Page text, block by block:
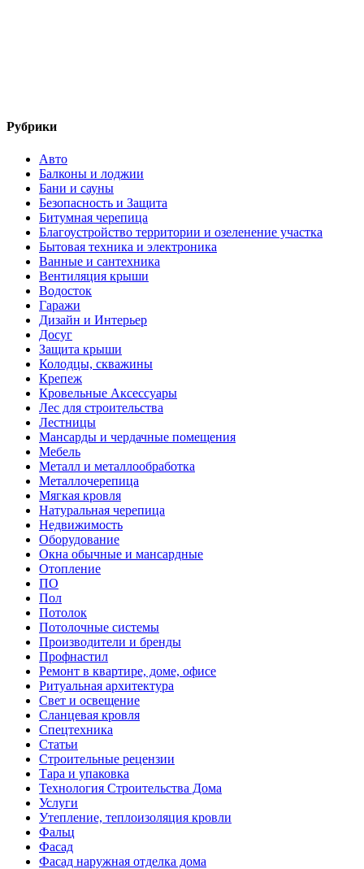
Рубрики
Авто
Балконы и лоджии
Бани и сауны
Безопасность и Защита
Битумная черепица
Благоустройство территории и озеленение участка
Бытовая техника и электроника
Ванные и сантехника
Вентиляция крыши
Водосток
Гаражи
Дизайн и Интерьер
Досуг
Защита крыши
Колодцы, скважины
Крепеж
Кровельные Аксессуары
Лес для строительства
Лестницы
Мансарды и чердачные помещения
Мебель
Металл и металлообработка
Металлочерепица
Мягкая кровля
Натуральная черепица
Недвижимость
Оборудование
Окна обычные и мансардные
Отопление
ПО
Пол
Потолок
Потолочные системы
Производители и бренды
Профнастил
Ремонт в квартире, доме, офисе
Ритуальная архитектура
Свет и освещение
Сланцевая кровля
Спецтехника
Статьи
Строительные рецензии
Тара и упаковка
Технология Строительства Дома
Услуги
Утепление, теплоизоляция кровли
Фальц
Фасад
Фасад наружная отделка дома